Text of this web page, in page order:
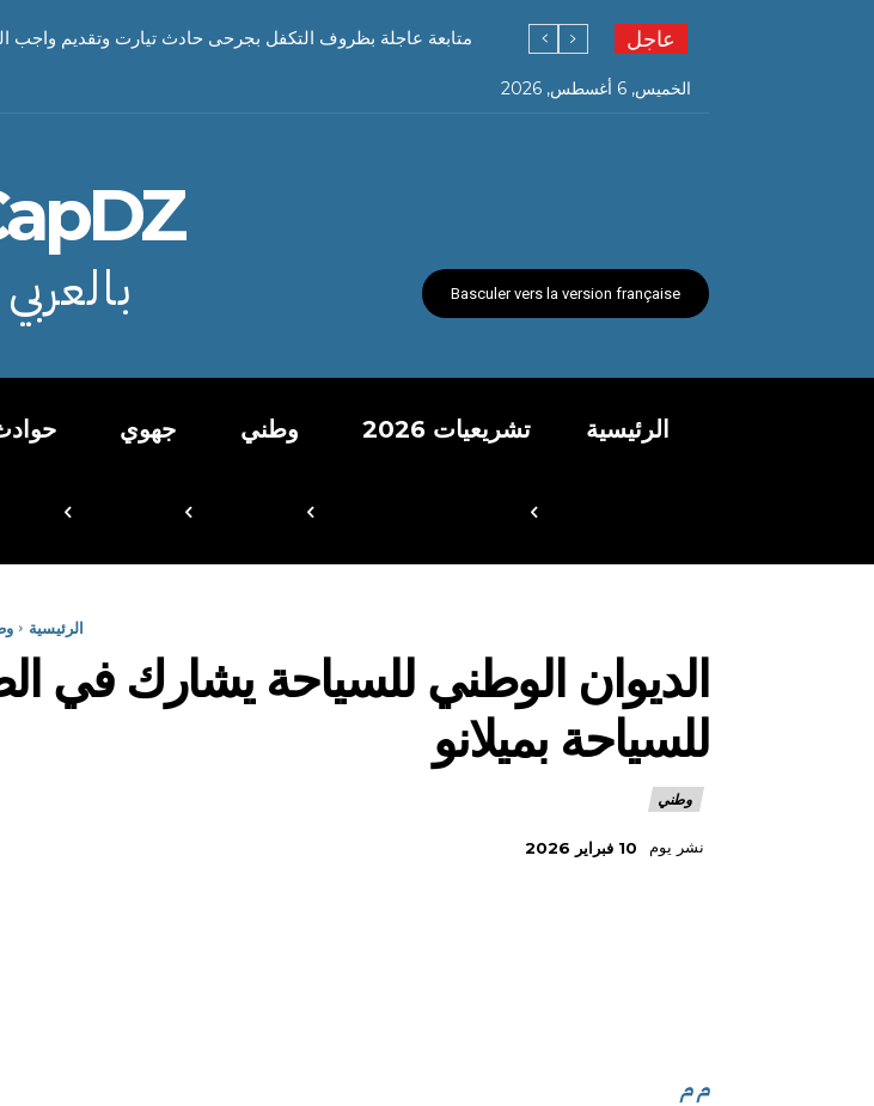
عاجل متابعة عاجلة بظروف التكفل بجرحى حادث تيارت وتقديم واجب
الخميس, 6 أغسطس, 2026
Basculer vers la version française بالعربي
الرئيسية تشريعيات 2026 وطني جهوي
الرئيسية
للسياحة بميلانو
وطني
نشر يوم 10 فبراير 2026
م م